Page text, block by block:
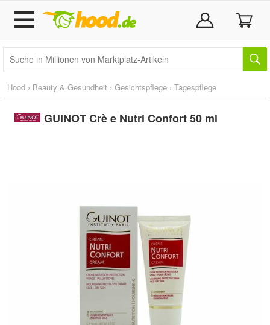
Hood › Beauty & Gesundheit › Gesichtspflege › Tagespflege
GUINOT Crè e Nutri Confort 50 ml